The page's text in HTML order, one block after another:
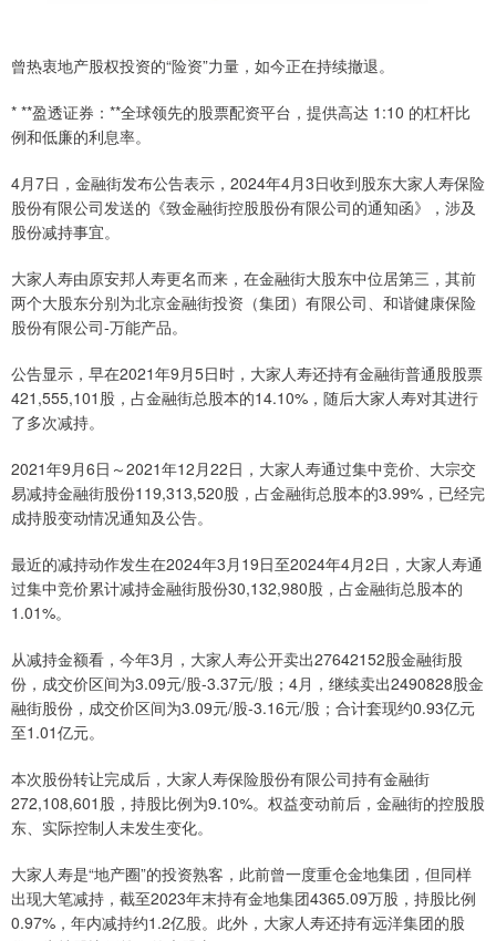
曾热衷地产股权投资的“险资”力量，如今正在持续撤退。
* **盈透证券：**全球领先的股票配资平台，提供高达 1:10 的杠杆比
例和低廉的利息率。
4月7日，金融街发布公告表示，2024年4月3日收到股东大家人寿保险
股份有限公司发送的《致金融街控股股份有限公司的通知函》，涉及
股份减持事宜。
大家人寿由原安邦人寿更名而来，在金融街大股东中位居第三，其前
两个大股东分别为北京金融街投资（集团）有限公司、和谐健康保险
股份有限公司-万能产品。
公告显示，早在2021年9月5日时，大家人寿还持有金融街普通股股票
421,555,101股，占金融街总股本的14.10%，随后大家人寿对其进行
了多次减持。
2021年9月6日～2021年12月22日，大家人寿通过集中竞价、大宗交
易减持金融街股份119,313,520股，占金融街总股本的3.99%，已经完
成持股变动情况通知及公告。
最近的减持动作发生在2024年3月19日至2024年4月2日，大家人寿通
过集中竞价累计减持金融街股份30,132,980股，占金融街总股本的
1.01%。
从减持金额看，今年3月，大家人寿公开卖出27642152股金融街股
份，成交价区间为3.09元/股-3.37元/股；4月，继续卖出2490828股金
融街股份，成交价区间为3.09元/股-3.16元/股；合计套现约0.93亿元
至1.01亿元。
本次股份转让完成后，大家人寿保险股份有限公司持有金融街
272,108,601股，持股比例为9.10%。权益变动前后，金融街的控股股
东、实际控制人未发生变化。
大家人寿是“地产圈”的投资熟客，此前曾一度重仓金地集团，但同样
出现大笔减持，截至2023年末持有金地集团4365.09万股，持股比例
0.97%，年内减持约1.2亿股。此外，大家人寿还持有远洋集团的股